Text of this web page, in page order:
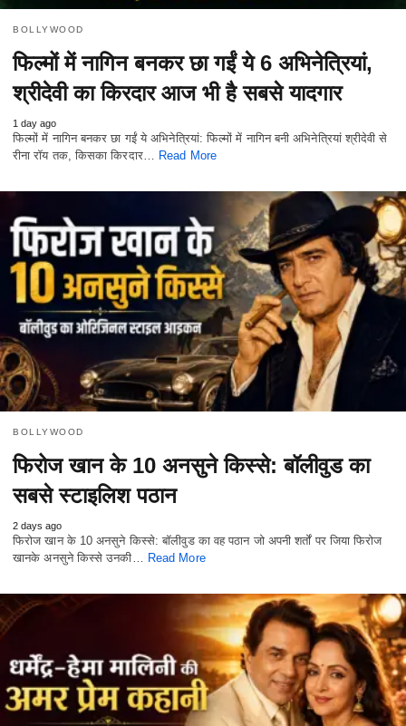
BOLLYWOOD
फिल्मों में नागिन बनकर छा गईं ये 6 अभिनेत्रियां,
श्रीदेवी का किरदार आज भी है सबसे यादगार
1 day ago
फिल्मों में नागिन बनकर छा गईं ये अभिनेत्रियां: फिल्मों में नागिन बनी अभिनेत्रियां श्रीदेवी से
रीना रॉय तक, किसका किरदार…
Read More
BOLLYWOOD
फिरोज खान के 10 अनसुने किस्से: बॉलीवुड का
सबसे स्टाइलिश पठान
2 days ago
फिरोज खान के 10 अनसुने किस्से: बॉलीवुड का वह पठान जो अपनी शर्तों पर जिया फिरोज
खानके अनसुने किस्से उनकी… Read More